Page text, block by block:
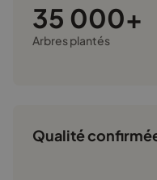
35 000+
Arbres plantés
Qualité